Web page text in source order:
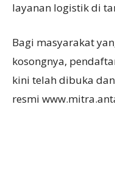
layanan logistik di
Bagi masyarakat
kosongnya,
kini telah dibuka
resmi